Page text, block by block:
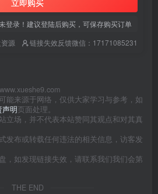
立即购买
登录！建议登陆后购买，可保存购买订单
源
链接失效反馈微信：17171085231
能来源于网络，仅供大家学习与参考，如
声明页面处理。
立场，并不代表本站赞同其观点和对其真
发布或转载任何违法的相关信息，访客发
，如发现链接失效，请联系我们我们会第
THE END